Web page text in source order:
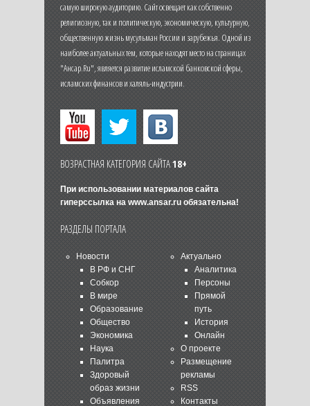
самую широкую аудиторию. Сайт освещает как собственно
религиозную, так и политическую, экономическую, культурную,
общественную жизнь мусульман России и зарубежья. Одной из
наиболее актуальных тем, которые находят место на страницах
"Ансар.Ru", является развитие исламской банковской сферы,
исламских финансов и халяль-индустрии.
ВОЗРАСТНАЯ КАТЕГОРИЯ САЙТА18+
При использовании материалов сайта
гиперссылка на www.ansar.ruобязательна!
РАЗДЕЛЫ ПОРТАЛА
Новости
В РФ и СНГ
Собкор
В мире
Образование
Общество
Экономика
Наука
Палитра
Здоровый
образ жизни
Объявления
Актуально
Аналитика
Персоны
Прямой
путь
История
Онлайн
О проекте
Размещение
рекламы
RSS
Контакты